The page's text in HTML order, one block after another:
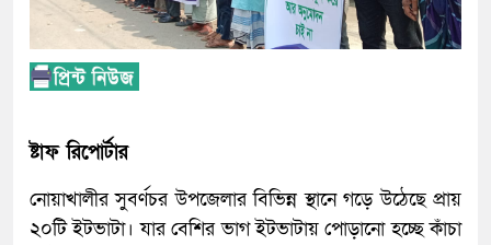
ষ্টাফ রিপোর্টার
নোয়াখালীর সুবর্ণচর উপজেলার বিভিন্ন স্থানে গড়ে উঠেছে প্রায়
২০টি ইটভাটা। যার বেশির ভাগ ইটভাটায় পোড়ানো হচ্ছে কাঁচা